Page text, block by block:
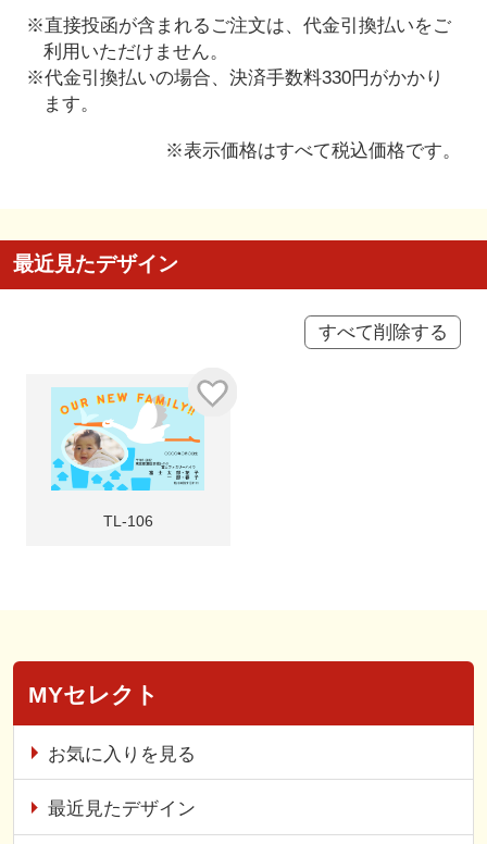
※直接投函が含まれるご注文は、代金引換払いをご
利用いただけません。
※代金引換払いの場合、決済手数料330円がかかり
ます。
※表示価格はすべて税込価格です。
最近見たデザイン
すべて削除する
TL-106
MYセレクト
お気に入りを見る
最近見たデザイン